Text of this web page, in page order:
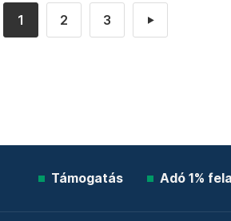
1 2 3 ►
Támogatás Adó 1%